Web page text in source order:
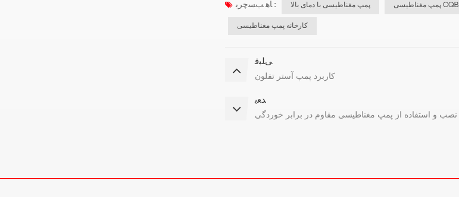
ﺎﻫ ﺐﺴﭼﺮﺑ : پمپ مغناطیسی با دمای بالا پمپ مغناطیسی CQB
کارخانه پمپ مغناطیسی
ﯽﻠﺒﻗ
کاربرد پمپ آستر تفلون
ﺪﻌﺑ
نصب و استفاده از پمپ مغناطیسی مقاوم در برابر خوردگی